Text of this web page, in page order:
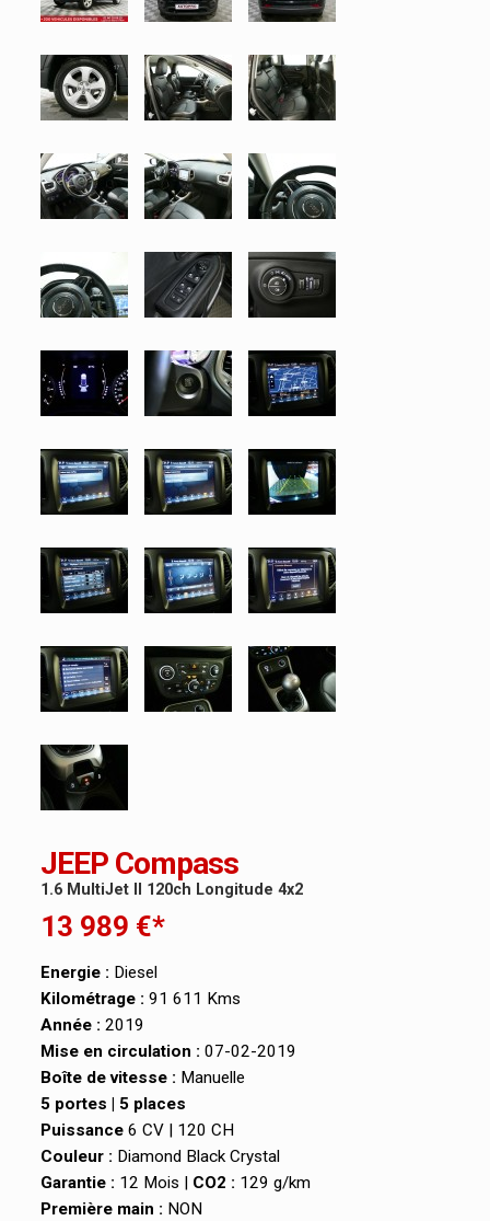
JEEP Compass
1.6 MultiJet II 120ch Longitude 4x2
13 989 €*
Energie : Diesel
Kilométrage : 91 611 Kms
Année : 2019
Mise en circulation : 07-02-2019
Boîte de vitesse : Manuelle
5 portes | 5 places
Puissance 6 CV | 120 CH
Couleur : Diamond Black Crystal
Garantie : 12 Mois | CO2 : 129 g/km
Première main : NON